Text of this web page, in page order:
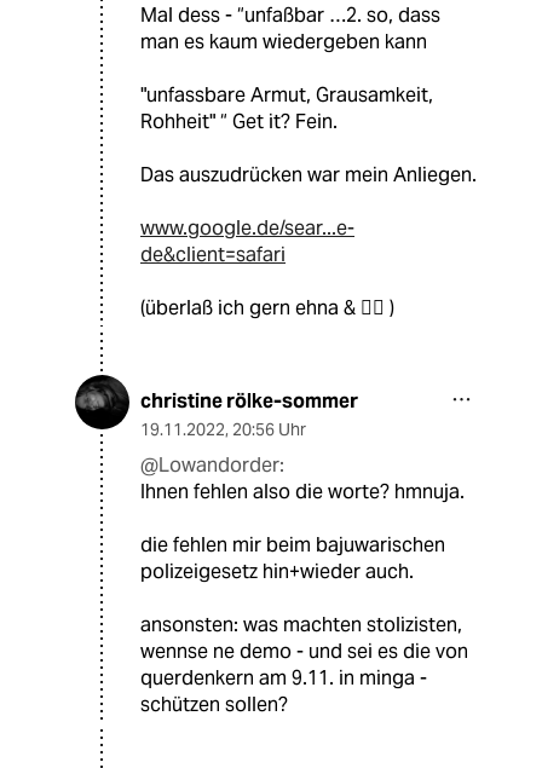
Mal dess - “unfaßbar …2. so, dass
man es kaum wiedergeben kann
"unfassbare Armut, Grausamkeit,
Rohheit" “ Get it? Fein.
Das auszudrücken war mein Anliegen.
www.google.de/sear...e-
de&client=safari
(überlaß ich gern ehna & 🏴‍☠️ )
christine rölke-sommer
19.11.2022, 20:56 Uhr
@Lowandorder:
Ihnen fehlen also die worte? hmnuja.
die fehlen mir beim bajuwarischen
polizeigesetz hin+wieder auch.
ansonsten: was machten stolizisten,
wennse ne demo - und sei es die von
querdenkern am 9.11. in minga -
schützen sollen?